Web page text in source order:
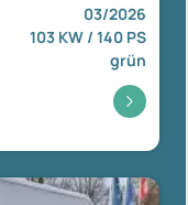
03/2026
103 KW / 140 PS
grün